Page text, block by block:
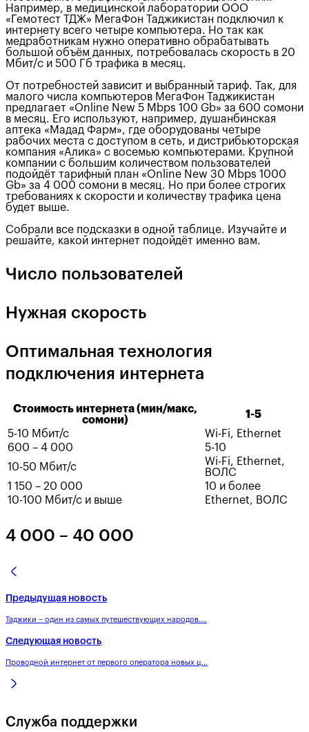
Например, в медицинской лаборатории ООО
«Гемотест ТДЖ» МегаФон Таджикистан подключил к
интернету всего четыре компьютера. Но так как
медработникам нужно оперативно обрабатывать
большой объём данных, потребовалась скорость в 20
Мбит/c и 500 Гб трафика в месяц.
От потребностей зависит и выбранный тариф. Так, для
малого числа компьютеров МегаФон Таджикистан
предлагает «Online New 5 Mbps 100 Gb» за 600 сомони
в месяц. Его используют, например, душанбинская
аптека «Мадад Фарм», где оборудованы четыре
рабочих места с доступом в сеть, и дистрибьюторская
компания «Алика» с восемью компьютерами. Крупной
компании с большим количеством пользователей
подойдёт тарифный план «Online New 30 Mbps 1000
Gb» за 4 000 сомони в месяц. Но при более строгих
требованиях к скорости и количеству трафика цена
будет выше.
Собрали все подсказки в одной таблице. Изучайте и
решайте, какой интернет подойдёт именно вам.
Число пользователей
Нужная скорость
Оптимальная технология
подключения интернета
Стоимость интернета (мин/макс,
сомони)
1-5
5-10 Мбит/с
Wi-Fi, Ethernet
600 – 4 000
5-10
10-50 Мбит/с
Wi-Fi, Ethernet,
ВОЛС
1 150 – 20 000
10 и более
10-100 Мбит/с и выше
Ethernet, ВОЛС
4 000 – 40 000
Предыдущая новость
Таджики – один из самых путешествующих народов....
Следующая новость
Проводной интернет от первого оператора новых ц...
Служба поддержки